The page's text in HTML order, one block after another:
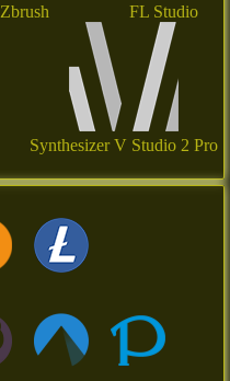
Zbrush FL Studio
Synthesizer V Studio 2 Pro